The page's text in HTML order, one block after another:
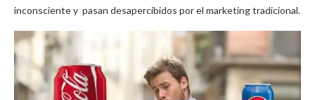
inconsciente y pasan desapercibidos por el marketing tradicional.